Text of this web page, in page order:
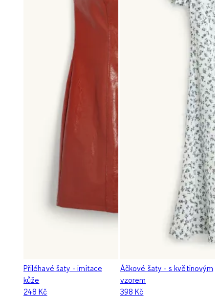
Přiléhavé šaty - imitace
kůže
248 Kč
Áčkové šaty - s květinovým
vzorem
398 Kč